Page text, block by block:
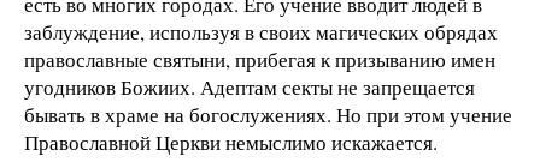
заблуждение, используя в своих магических обрядах
православные святыни, прибегая к призыванию имен
угодников Божиих. Адептам секты не запрещается
бывать в храме на богослужениях. Но при этом учение
Православной Церкви немыслимо искажается.